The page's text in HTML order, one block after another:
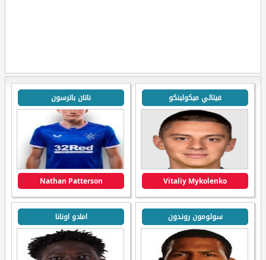
فيتالي ميكولينكو
Vitaliy Mykolenko
ناتان باترسون
Nathan Patterson
سولومون روندون امادو اونانا